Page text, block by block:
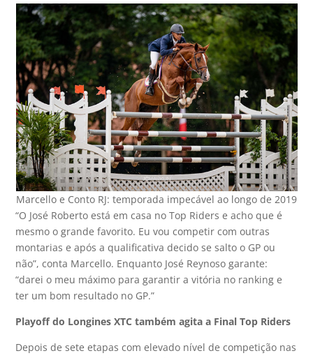
Marcello e Conto RJ: temporada impecável ao longo de 2019
“O José Roberto está em casa no Top Riders e acho que é
mesmo o grande favorito. Eu vou competir com outras
montarias e após a qualificativa decido se salto o GP ou
não”, conta Marcello. Enquanto José Reynoso garante:
“darei o meu máximo para garantir a vitória no ranking e
ter um bom resultado no GP.”
Playoff do Longines XTC também agita a Final Top Riders
Depois de sete etapas com elevado nível de competição nas